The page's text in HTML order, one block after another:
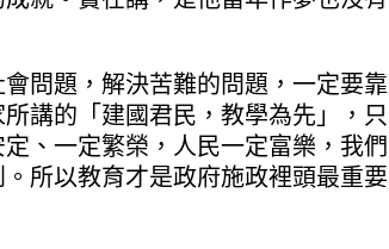
問題，解決苦難的問題，一定要靠
講的「建國君民，教學為先」，只
、一定繁榮，人民一定富樂，我們
所以教育才是政府施政裡頭最重要